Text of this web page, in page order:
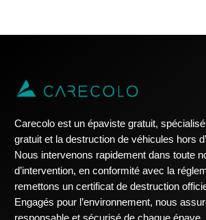
Carecolo est un épaviste gratuit,
gratuit et la destruction de véhicules hors
Nous intervenons rapidement dans toute
d’intervention, en conformité avec la
remettons un certificat de destruction
Engagés pour l’environnement, nous